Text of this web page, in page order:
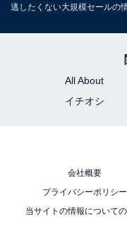
イレゾワイヤレス
ント/防塵・防水/ワ
スプレイ搭載/ネイ
逃したくない大規模セールの
All About
イチオシ
会社概要
プライバシーポリシー
当サイトの情報について